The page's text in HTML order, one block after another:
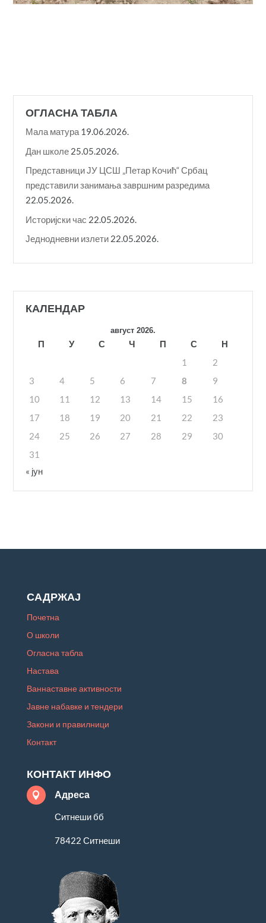
ОГЛАСНА ТАБЛА
Мала матура 19.06.2026.
Дан школе 25.05.2026.
Представници ЈУ ЦСШ „Петар Кочић“ Србац
представили занимања завршним разредима
22.05.2026.
Историјски час 22.05.2026.
Једнодневни излети 22.05.2026.
КАЛЕНДАР
август 2026.
П У С Ч П С
Н
1
2
3
4 5 6 7 8
9
10
11 12 13 14 15
16
17
18 19 20 21 22
23
24
25 26 27 28 29
30
31
« јун
САДРЖАЈ
Почетна
О школи
Огласна табла
Настава
Ваннаставне активности
Јавне набавке и тендери
Закони и правилници
Контакт
КОНТАКТ ИНФО
 Адреса
Ситнеши бб
78422 Ситнеши